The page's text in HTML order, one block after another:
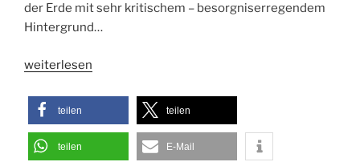
der Erde mit sehr kritischem – besorgniserregendem
Hintergrund…
„HOME
der
Film“
weiterlesen
teilen teilen
teilen E-Mail